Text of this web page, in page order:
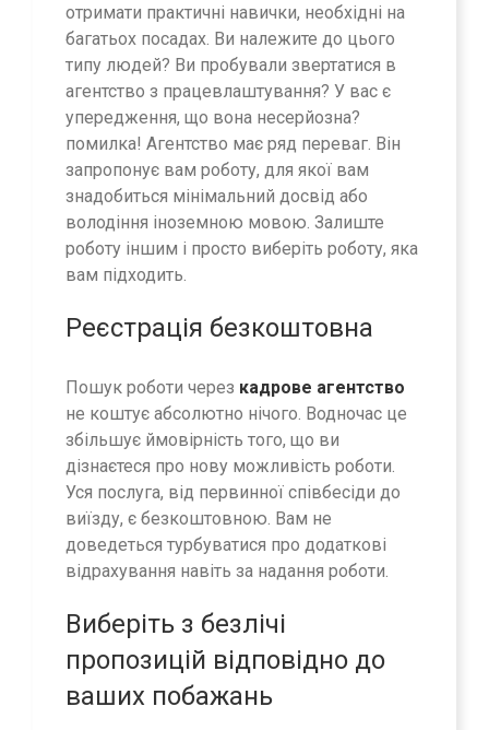
отримати практичні навички, необхідні на
багатьох посадах. Ви належите до цього
типу людей? Ви пробували звертатися в
агентство з працевлаштування? У вас є
упередження, що вона несерйозна?
помилка! Агентство має ряд переваг. Він
запропонує вам роботу, для якої вам
знадобиться мінімальний досвід або
володіння іноземною мовою. Залиште
роботу іншим і просто виберіть роботу, яка
вам підходить.
Реєстрація безкоштовна
Пошук роботи через кадрове агентство
не коштує абсолютно нічого. Водночас це
збільшує ймовірність того, що ви
дізнаєтеся про нову можливість роботи.
Уся послуга, від первинної співбесіди до
виїзду, є безкоштовною. Вам не
доведеться турбуватися про додаткові
відрахування навіть за надання роботи.
Виберіть з безлічі
пропозицій відповідно до
ваших побажань